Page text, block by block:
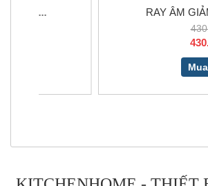
RAY ÂM GIẢM CHẤN